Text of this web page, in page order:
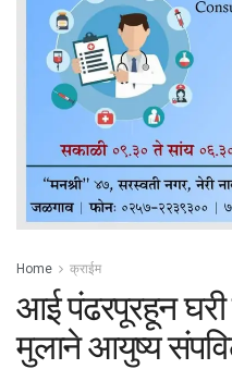
Home क्राईम
आई पंढरपूरहून
मुलाने आयुष्य